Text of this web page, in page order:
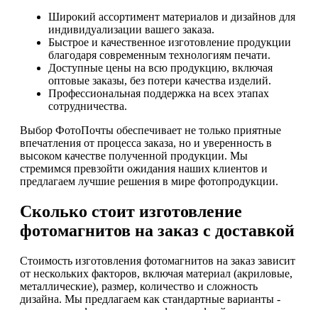
Широкий ассортимент материалов и дизайнов для
индивидуализации вашего заказа.
Быстрое и качественное изготовление продукции
благодаря современным технологиям печати.
Доступные цены на всю продукцию, включая
оптовые заказы, без потери качества изделий.
Профессиональная поддержка на всех этапах
сотрудничества.
Выбор ФотоПочты обеспечивает не только приятные
впечатления от процесса заказа, но и уверенность в
высоком качестве полученной продукции. Мы
стремимся превзойти ожидания наших клиентов и
предлагаем лучшие решения в мире фотопродукции.
Сколько стоит изготовление
фотомагнитов на заказ с доставкой
Стоимость изготовления фотомагнитов на заказ зависит
от нескольких факторов, включая материал (акриловые,
металлические), размер, количество и сложность
дизайна. Мы предлагаем как стандартные варианты -